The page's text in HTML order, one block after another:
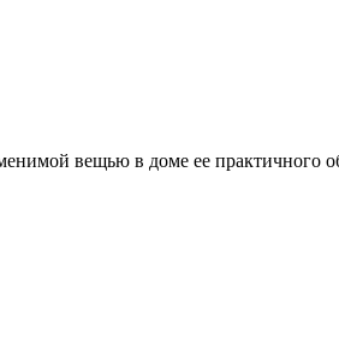
вещью в доме ее практичного